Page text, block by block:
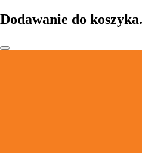
Dodawanie do